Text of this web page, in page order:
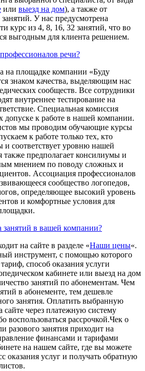
или выезд на дом), а также от
У нас предусмотрена
курс из 4, 8, 16, 32 занятий, что во
выгодным для клиента решением.
речи?
на площадке компании «Буду
знаком качества, выделяющим нас
сообществ. Все сотрудники
внутреннее тестирование на
Специальная комиссия
допуске к работе в нашей компании.
мы проводим обучающие курсы
к работе только тех, кто
и соответствует уровню нашей
предполагает консилиумы и
мнением по поводу сложных и
Ассоциация профессионалов
сообщество логопедов,
определяющее высокий уровень
и комфортные условия для
занятий в вашей компании?
на сайте в разделе «Наши цены«.
инструмент, с помощью которого
способ оказания услуги
кабинете или выезд на дом
занятий по абонементам. Чем
в абонементе, тем дешевле
занятия. Оплатить выбранную
через платежную систему
воспользоваться рассрочкой.Чек о
разового занятия приходит на
финансами и тарифами
на нашем сайте, где вы можете
оказания услуг и получать обратную